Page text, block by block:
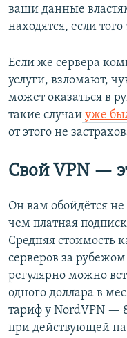
ваши данные
находятся, если
Если же сервера
услуги, взломают,
может оказаться в
такие случаи уже
от этого не
Свой VPN —
Он вам обойдётся
чем платная
Средняя стоимость
серверов за
регулярно можно
одного доллара в
тариф у NordVPN —
при действующей